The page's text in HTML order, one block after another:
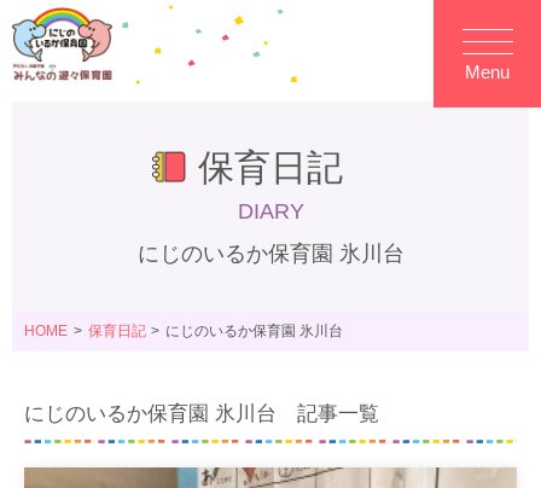
Menu
保育日記
DIARY
にじのいるか保育園 氷川台
HOME 保育日記 にじのいるか保育園 氷川台
にじのいるか保育園 氷川台 記事一覧